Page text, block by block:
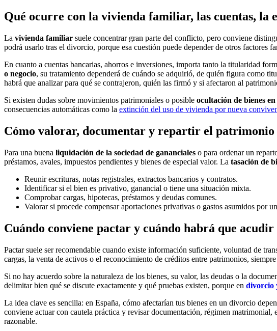
Qué ocurre con la vivienda familiar, las cuentas, la
La vivienda familiar suele concentrar gran parte del conflicto, pero conviene
podrá usarlo tras el divorcio, porque esa cuestión puede depender de otros factores
En cuanto a cuentas bancarias, ahorros e inversiones, importa tanto la titularidad
o negocio, su tratamiento dependerá de cuándo se adquirió, de quién figura como
habrá que analizar para qué se contrajeron, quién las firmó y si afectaron al
Si existen dudas sobre movimientos patrimoniales o posible ocultación de bienes
consecuencias automáticas como la extinción del uso de vivienda por nueva
Cómo valorar, documentar y repartir el patrimonio
Para una buena liquidación de la sociedad de gananciales o para ordenar un
préstamos, avales, impuestos pendientes y bienes de especial valor. La tasación de
Reunir escrituras, notas registrales, extractos bancarios y contratos.
Identificar si el bien es privativo, ganancial o tiene una situación mixta.
Comprobar cargas, hipotecas, préstamos y deudas comunes.
Valorar si procede compensar aportaciones privativas o gastos asumidos por
Cuándo conviene pactar y cuándo habrá que
Pactar suele ser recomendable cuando existe información suficiente, voluntad de
cargas, la venta de activos o el reconocimiento de créditos entre patrimonios,
Si no hay acuerdo sobre la naturaleza de los bienes, su valor, las deudas o la
delimitar bien qué se discute exactamente y qué pruebas existen, porque en divorcio
La idea clave es sencilla: en España, cómo afectarían tus bienes en un divorcio
conviene actuar con cautela práctica y revisar documentación, régimen matrimonial,
razonable.